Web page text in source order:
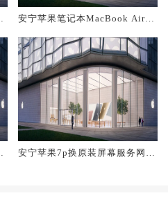
安宁苹果笔记本MacBook Air换
安宁苹果7p换原装屏幕服务网点